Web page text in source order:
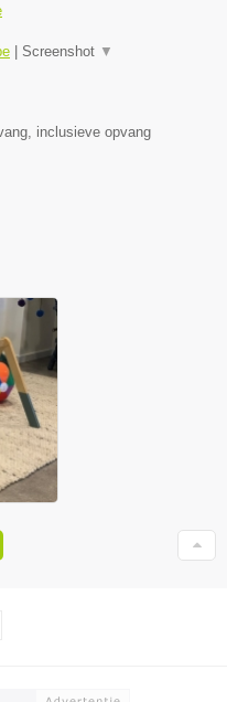
| Screenshot ▼
inclusieve opvang